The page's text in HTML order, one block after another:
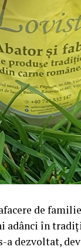
de
adânci în
a dezvoltat,